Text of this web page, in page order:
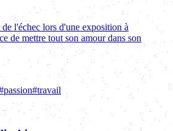
l'échec lors d'une exposition à
de mettre tout son amour dans son
passion#travail